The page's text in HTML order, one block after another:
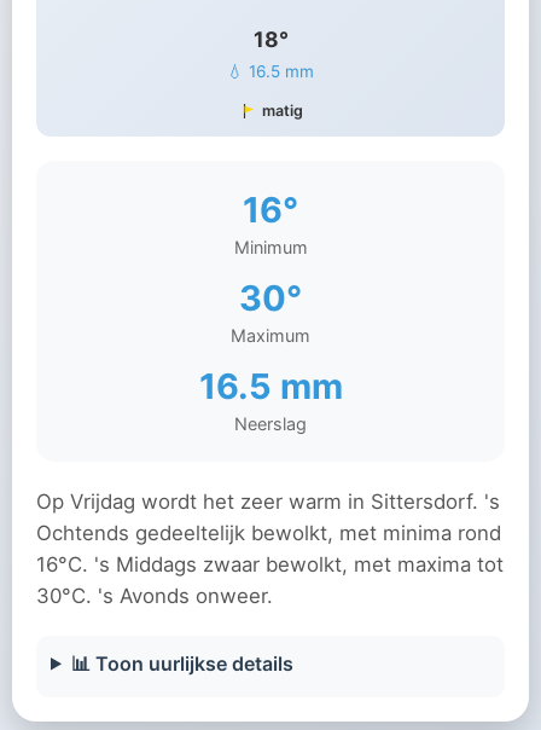
18°
💧 16.5 mm
matig
16°
Minimum
30°
Maximum
16.5 mm
Neerslag
Op Vrijdag wordt het zeer warm in Sittersdorf. 's
Ochtends gedeeltelijk bewolkt, met minima rond
16°C. 's Middags zwaar bewolkt, met maxima tot
30°C. 's Avonds onweer.
📊 Toon uurlijkse details